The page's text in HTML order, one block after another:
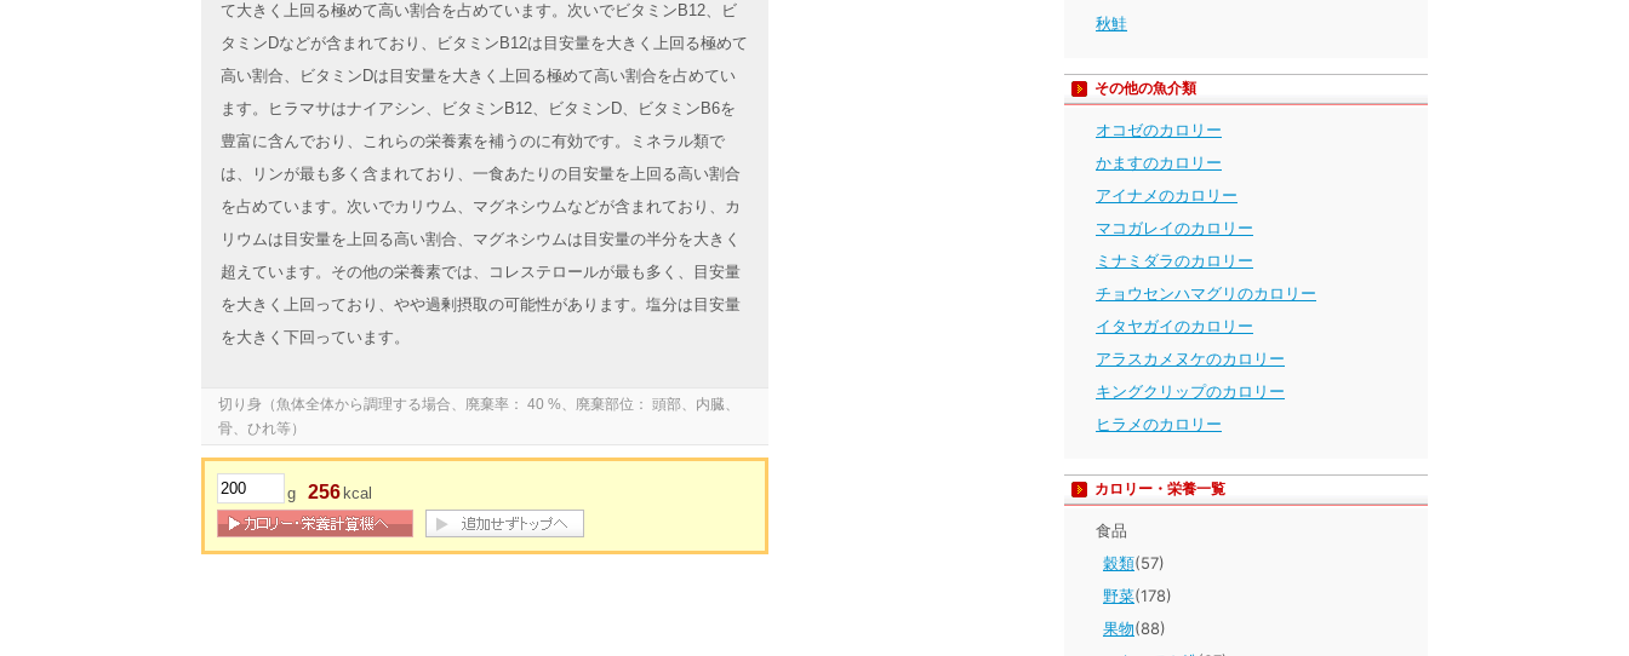
て大きく上回る極めて高い割合を占めています。次いでビタミンB12、ビ
タミンDなどが含まれており、ビタミンB12は目安量を大きく上回る極めて
高い割合、ビタミンDは目安量を大きく上回る極めて高い割合を占めてい
ます。ヒラマサはナイアシン、ビタミンB12、ビタミンD、ビタミンB6を
豊富に含んでおり、これらの栄養素を補うのに有効です。ミネラル類で
は、リンが最も多く含まれており、一食あたりの目安量を上回る高い割合
を占めています。次いでカリウム、マグネシウムなどが含まれており、カ
リウムは目安量を上回る高い割合、マグネシウムは目安量の半分を大きく
超えています。その他の栄養素では、コレステロールが最も多く、目安量
を大きく上回っており、やや過剰摂取の可能性があります。塩分は目安量
を大きく下回っています。
切り身（魚体全体から調理する場合、廃棄率： 40 %、廃棄部位： 頭部、内臓、
骨、ひれ等）
g 256 kcal
秋鮭
その他の魚介類
オコゼのカロリー
かますのカロリー
アイナメのカロリー
マコガレイのカロリー
ミナミダラのカロリー
チョウセンハマグリのカロリー
イタヤガイのカロリー
アラスカメヌケのカロリー
キングクリップのカロリー
ヒラメのカロリー
カロリー・栄養一覧
食品
穀類(57)
野菜(178)
果物(88)